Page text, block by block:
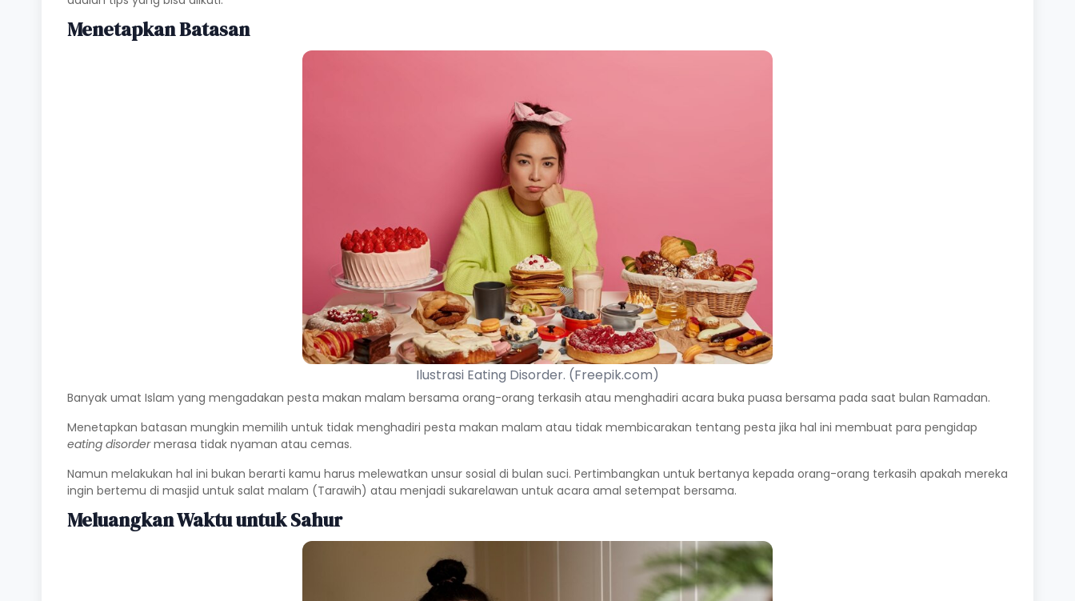
Menetapkan Batasan
Ilustrasi Eating Disorder. (Freepik.com)
Banyak umat Islam yang mengadakan pesta makan malam bersama orang-orang terkasih atau menghadiri acara buka puasa bersama pada saat bulan Ramadan.
Menetapkan batasan mungkin memilih untuk tidak menghadiri pesta makan malam atau tidak membicarakan tentang pesta jika hal ini membuat para pengidap
eating disordermerasa tidak nyaman atau cemas.
Namun melakukan hal ini bukan berarti kamu harus melewatkan unsur sosial di bulan suci. Pertimbangkan untuk bertanya kepada orang-orang terkasih apakah mereka
ingin bertemu di masjid untuk salat malam (Tarawih) atau menjadi sukarelawan untuk acara amal setempat bersama.
Meluangkan Waktu untuk Sahur